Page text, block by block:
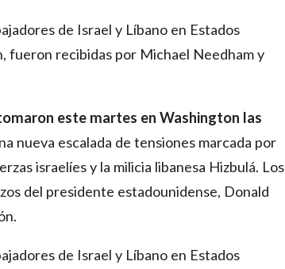
de Israel y Líbano en Estados
fueron recibidas por Michael Needham y
este martes en Washington las
nueva escalada de tensiones marcada por
israelíes y la milicia libanesa Hizbulá. Los
del presidente estadounidense, Donald
de Israel y Líbano en Estados